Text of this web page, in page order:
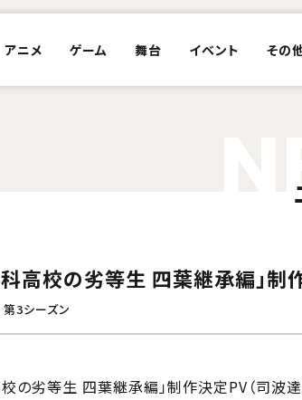
アニメ ゲーム 舞台 イベント その
高校の劣等生 四葉継承編」制
3シーズン
の劣等生 四葉継承編」制作決定PV（司波達